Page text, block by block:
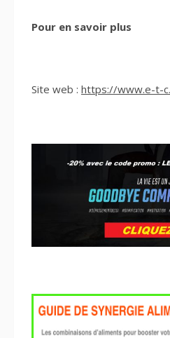
Pour en savoir plus
Site web : https://www.e-t-